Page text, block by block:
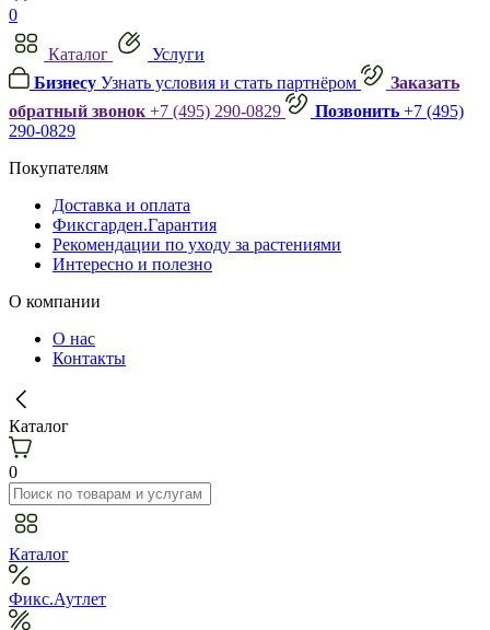
0
Каталог
Услуги
Бизнесу Узнать условия и стать партнёром
Заказать
обратный звонок +7 (495) 290-0829 Позвонить +7 (495)
290-0829
Покупателям
Доставка и оплата
Фиксгарден.Гарантия
Рекомендации по уходу за растениями
Интересно и полезно
О компании
О нас
Контакты
Каталог
0
Каталог
Фикс.Аутлет